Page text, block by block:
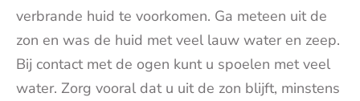
verbrande huid te voorkomen. Ga meteen uit de
zon en was de huid met veel lauw water en zeep.
Bij contact met de ogen kunt u spoelen met veel
water. Zorg vooral dat u uit de zon blijft, minstens